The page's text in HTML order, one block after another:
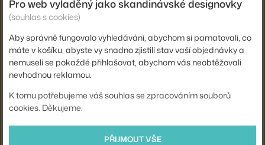
FLOWERPOT VP7, SIGNAL GREEN ZÁVĚSNÉ SVÍTIDLO PH 5 320, OPAL PALE ROSE
3 - 5 týdnů
Pro web vyladěný jako skandinávské designovky
(souhlas s cookies)
Aby správně fungovalo vyhledávání, abychom si pamatovali, co
máte v košíku, abyste vy snadno zjistili stav vaší objednávky a
nemuseli se pokaždé přihlašovat, abychom vás neobtěžovali
nevhodnou reklamou.
K tomu potřebujeme váš souhlas se zpracováním souborů
cookies. Děkujeme.
PŘIJMOUT VŠE